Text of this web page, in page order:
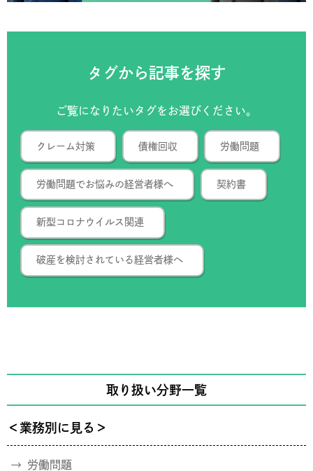
タグから記事を探す
ご覧になりたいタグをお選びください。
クレーム対策 債権回収 労働問題
労働問題でお悩みの経営者様へ 契約書
新型コロナウイルス関連
破産を検討されている経営者様へ
取り扱い分野一覧
＜業務別に見る＞
労働問題